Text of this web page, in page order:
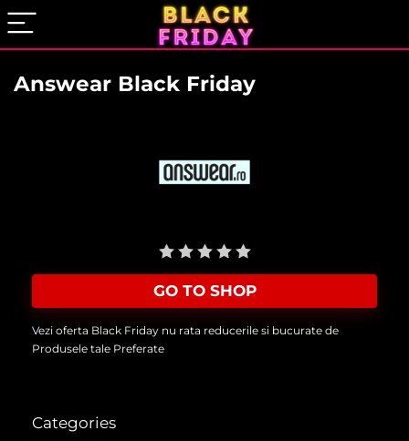
Answear Black Friday
GO TO SHOP
Vezi oferta Black Friday nu rata reducerile si bucurate de
Produsele tale Preferate
Categories